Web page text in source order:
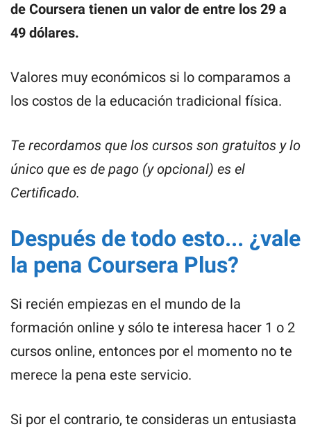
de Coursera tienen un valor de entre los 29 a
49 dólares.
Valores muy económicos si lo comparamos a
los costos de la educación tradicional física.
Te recordamos que los cursos son gratuitos y lo
único que es de pago (y opcional) es el
Certificado.
Después de todo esto... ¿vale
la pena Coursera Plus?
Si recién empiezas en el mundo de la
formación online y sólo te interesa hacer 1 o 2
cursos online, entonces por el momento no te
merece la pena este servicio.
Si por el contrario, te consideras un entusiasta